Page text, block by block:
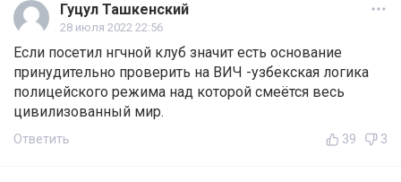
Гуцул Ташкенский
28 июля 2022 22:56
Если посетил нгчной клуб значит есть основание
принудительно проверить на ВИЧ -узбекская логика
полицейского режима над которой смеётся весь
цивилизованный мир.
Ответить 39 3